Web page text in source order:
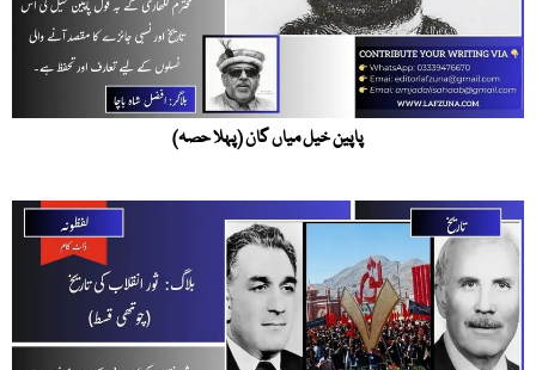
پاپین خیل میاں گان (پہلا حصہ)